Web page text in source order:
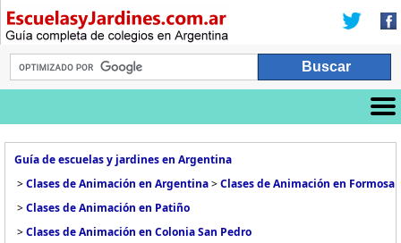
Guía de escuelas y jardines en Argentina
>Clases de Animación en Argentina>Clases de Animación en Formosa
>Clases de Animación en Patiño
>Clases de Animación en Colonia San Pedro